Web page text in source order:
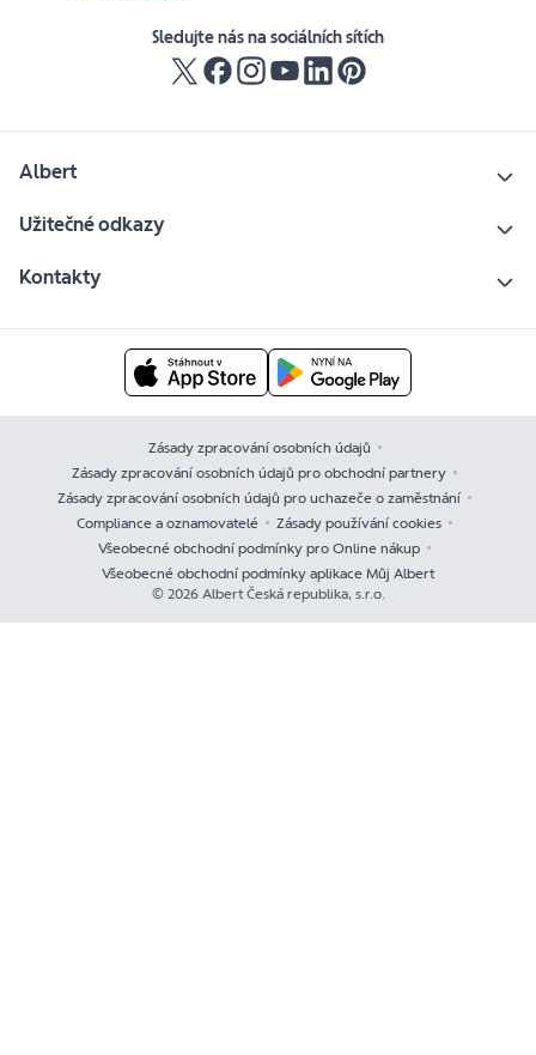
Sledujte nás na sociálních sítích
Albert
Užitečné odkazy
Kontakty
Zásady zpracování osobních údajů
Zásady zpracování osobních údajů pro obchodní partnery
Zásady zpracování osobních údajů pro uchazeče o zaměstnání
Compliance a oznamovatelé
Zásady používání cookies
Všeobecné obchodní podmínky pro Online nákup
Všeobecné obchodní podmínky aplikace Můj Albert
© 2026 Albert Česká republika, s.r.o.